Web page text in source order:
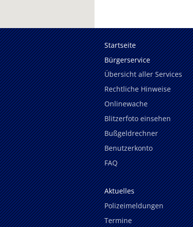
Startseite
Bürgerservice
Übersicht aller Services
Rechtliche Hinweise
Onlinewache
Blitzerfoto einsehen
Bußgeldrechner
Benutzerkonto
FAQ
Aktuelles
Polizeimeldungen
Termine